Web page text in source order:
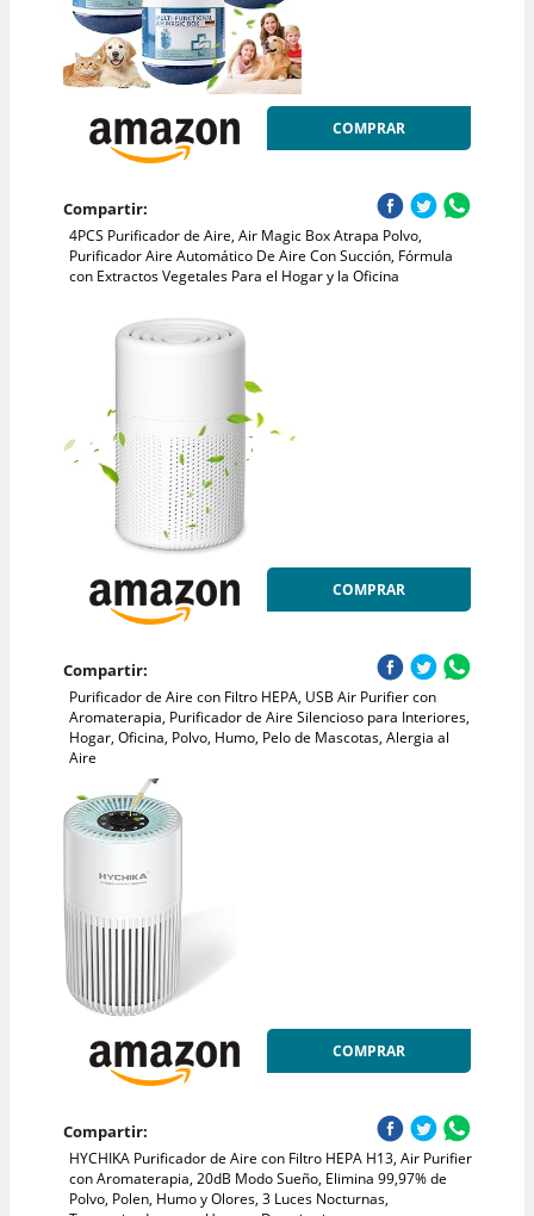
COMPRAR
Compartir:
4PCS Purificador de Aire, Air Magic Box Atrapa Polvo,
Purificador Aire Automático De Aire Con Succión, Fórmula
con Extractos Vegetales Para el Hogar y la Oficina
COMPRAR
Compartir:
Purificador de Aire con Filtro HEPA, USB Air Purifier con
Aromaterapia, Purificador de Aire Silencioso para Interiores,
Hogar, Oficina, Polvo, Humo, Pelo de Mascotas, Alergia al
Aire
COMPRAR
Compartir:
HYCHIKA Purificador de Aire con Filtro HEPA H13, Air Purifier
con Aromaterapia, 20dB Modo Sueño, Elimina 99,97% de
Polvo, Polen, Humo y Olores, 3 Luces Nocturnas,